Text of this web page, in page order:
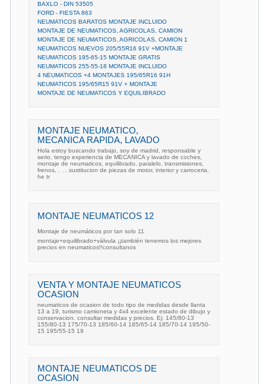
BAXLO - DIN 53505
FORD - FIESTA 863
NEUMATICOS BARATOS MONTAJE INCLUIDO
MONTAJE DE NEUMATICOS, AGRICOLAS, CAMION
MONTAJE DE NEUMATICOS, AGRICOLAS, CAMION 1
NEUMATICOS NUEVOS 205/55R16 91V +MONTAJE
NEUMATICOS 195-65-15 MONTAJE GRATIS
NEUMATICOS 255-55-18 MONTAJE INCLUIDO
4 NEUMATICOS +4 MONTAJES 195/65R16 91H
NEUMATICOS 195/65R15 91V + MONTAJE
MONTAJE DE NEUMATICOS Y EQUILIBRADO
MONTAJE NEUMATICO,
MECANICA RAPIDA, LAVADO
Hola estoy buscando trabajo, soy de madrid, responsable y
serio, tengo experiencia de MECANICA y lavado de coches,
montaje de neumaticos, equilibrado, paralelo, transmisiones,
frenos, . . . sustitucion de piezas de motor, interior y carroceria.
he tr
MONTAJE NEUMATICOS 12
Montaje de neumáticos por tan solo 11
montaje+equilibrado+válvula ¡¡también tenemos los mejores
precios en neumaticos!!consultanos
VENTA Y MONTAJE NEUMATICOS
OCASION
neumaticos de ocasion de todo tipo de medidas desde llanta
13 a 19, turismo camioneta y 4x4 excelente estado de dibujo y
conservacion. consultar medidas y precios. Ej: 145/80-13
155/80-13 175/70-13 185/60-14 185/65-14 185/70-14 195/50-
15 195/55-15 19
MONTAJE NEUMATICOS DE
OCASION